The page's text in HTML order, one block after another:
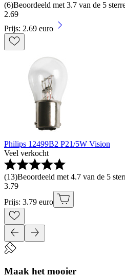
(6)Beoordeeld met 3.7 van de 5
2.69
Prijs: 2.69 euro
Philips 12499B2 P21/5W Vision
Veel verkocht
(13)Beoordeeld met 4.7 van de 5
3.79
Prijs: 3.79 euro
Maak het mooier